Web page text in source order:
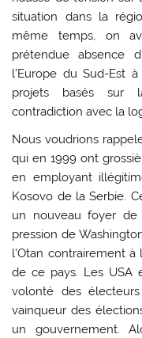
situation dans la
même temps, on
prétendue absence
l’Europe du Sud-Est
projets basés sur
contradiction avec la
Nous voudrions
qui en 1999 ont
en employant
Kosovo de la Serbie.
un nouveau foyer
pression de
l’Otan contrairement
de ce pays. Les USA
volonté des
vainqueur des
un gouvernement.